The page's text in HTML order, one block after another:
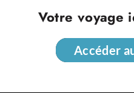
Votre voyage
Accéder